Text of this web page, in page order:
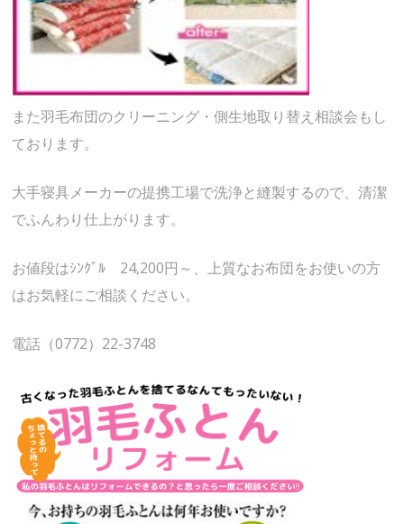
また羽毛布団のクリーニング・側生地取り替え相談会もし
ております。
大手寝具メーカーの提携工場で洗浄と縫製するので、清潔
でふんわり仕上がります。
お値段はｼﾝｸﾞﾙ 24,200円～、上質なお布団をお使いの方
はお気軽にご相談ください。
電話（0772）22-3748